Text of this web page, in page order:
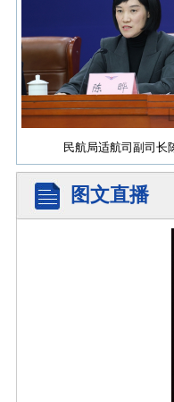
民航局适航司副司长陈晔